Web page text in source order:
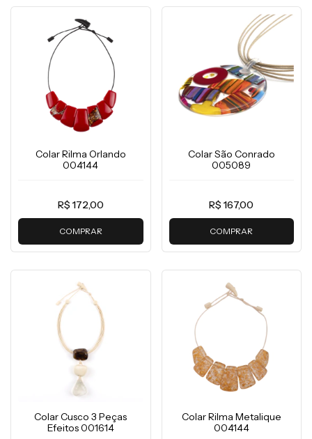
Colar Rilma Orlando
004144
R$ 172,00
COMPRAR
Colar São Conrado
005089
R$ 167,00
COMPRAR
Colar Cusco 3 Peças
Efeitos 001614
Colar Rilma Metalique
004144